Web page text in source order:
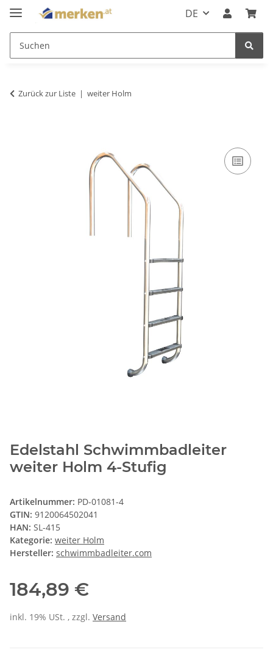
DE
Zurück zur Liste weiter Holm
Edelstahl Schwimmbadleiter
weiter Holm 4-Stufig
Artikelnummer: PD-01081-4
GTIN: 9120064502041
HAN: SL-415
Kategorie: weiter Holm
Hersteller: schwimmbadleiter.com
184,89 €
inkl. 19% USt. , zzgl. Versand